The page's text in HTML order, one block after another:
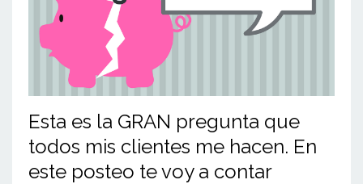
Esta es la GRAN pregunta que
todos mis clientes me hacen. En
este posteo te voy a contar